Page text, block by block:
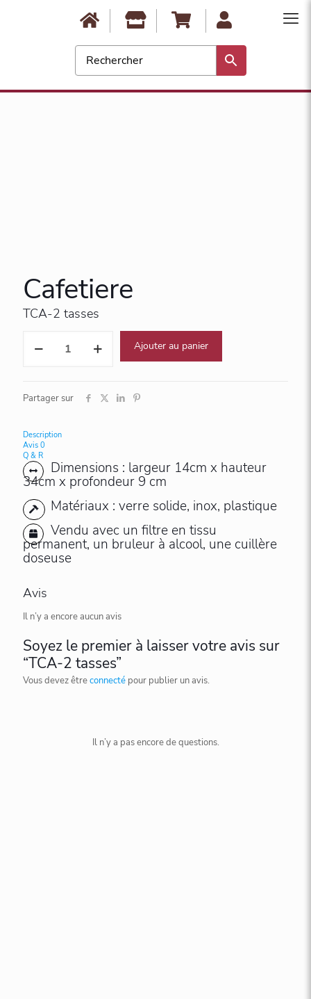
Cafetiere
TCA-2 tasses
Ajouter au panier
Partager sur
Description
Avis 0
Q & R
Dimensions : largeur 14cm x hauteur
34cm x profondeur 9 cm
Matériaux : verre solide, inox, plastique
Vendu avec un filtre en tissu
permanent, un bruleur à alcool, une cuillère
doseuse
Avis
Il n’y a encore aucun avis
Soyez le premier à laisser votre avis sur
“TCA-2 tasses”
Vous devez êtreconnecté pour publier un avis.
Il n’y a pas encore de questions.